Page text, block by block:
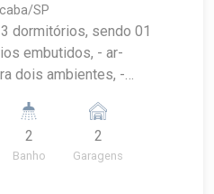
SP
- ar-
2
Banho
2
Garagens